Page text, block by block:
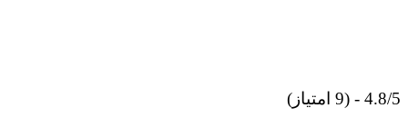
4.8/5 - (9 امتیاز)